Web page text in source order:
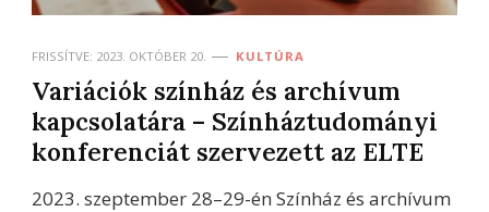
FRISSÍTVE: 2023. OKTÓBER 20. KULTÚRA
Variációk színház és archívum
kapcsolatára – Színháztudományi
konferenciát szervezett az ELTE
2023. szeptember 28–29-én Színház és archívum